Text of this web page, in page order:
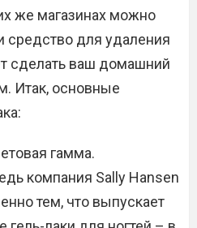
же магазинах можно
средство для удаления
сделать ваш домашний
Итак, основные
гамма.
компания Sally Hansen
тем, что выпускает